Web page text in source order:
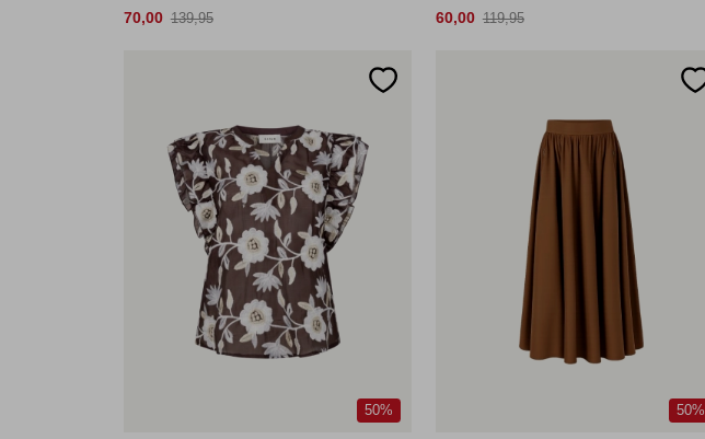
70,00 139,95 60,00 119,95
50% 50%